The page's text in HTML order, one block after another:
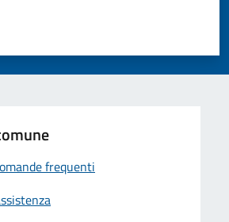
5 stelle su 5
stelle su 5
su 5
5
frequenti